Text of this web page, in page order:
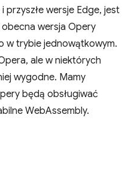
wersje Edge, jest
wersja Opery
w trybie jednowątkowym.
ale w niektórych
wygodne. Mamy
będą obsługiwać
WebAssembly.